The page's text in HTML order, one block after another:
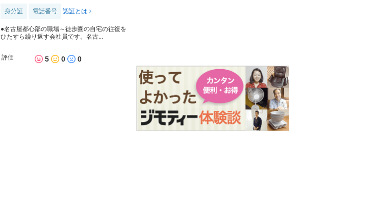
身分証 電話番号 認証とは
●名古屋都心部の職場～徒歩圏の自宅の往復を
ひたすら繰り返す会社員です。名古...
評価 5 0 0